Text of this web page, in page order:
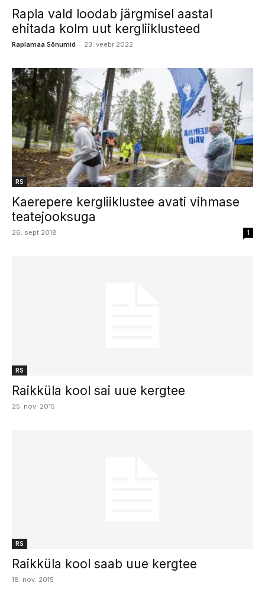
Rapla vald loodab järgmisel aastal
ehitada kolm uut kergliiklusteed
Raplamaa Sõnumid - 23. veebr 2022
RS
Kaerepere kergliiklustee avati vihmase
teatejooksuga
26. sept 2018 1
RS
Raikküla kool sai uue kergtee
25. nov. 2015
RS
Raikküla kool saab uue kergtee
18. nov. 2015